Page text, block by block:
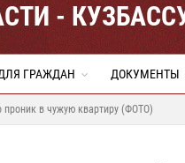
-
ГРАЖДАН ДОКУМЕНТЫ
проник в чужую квартиру (ФОТО)